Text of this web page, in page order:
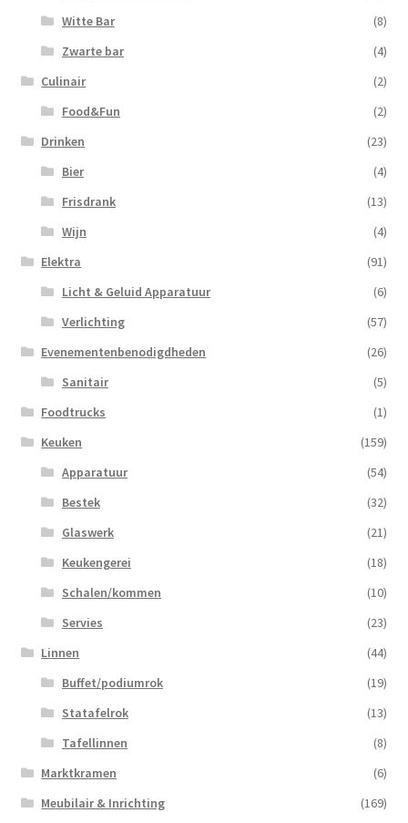
Witte Bar
(8)
Zwarte bar
(4)
Culinair
(2)
Food&Fun
(2)
Drinken
(23)
Bier
(4)
Frisdrank
(13)
Wijn
(4)
Elektra
(91)
Licht & Geluid Apparatuur
(6)
Verlichting
(57)
Evenementenbenodigdheden
(26)
Sanitair
(5)
Foodtrucks
(1)
Keuken
(159)
Apparatuur
(54)
Bestek
(32)
Glaswerk
(21)
Keukengerei
(18)
Schalen/kommen
(10)
Servies
(23)
Linnen
(44)
Buffet/podiumrok
(19)
Statafelrok
(13)
Tafellinnen
(8)
Marktkramen
(6)
Meubilair & Inrichting
(169)